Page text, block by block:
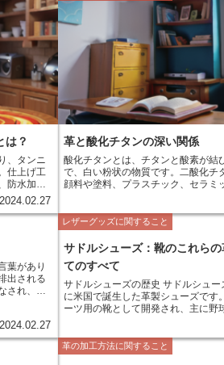
ます。ま
く、防水
ンは、革のなめし工程において、革
さを与えるために使用されます。ま
ンは、革の保水性を高め、カビや細
果もあります。 酸処理ゼラチンは
広く使用されており、革製品の品質
を果たしています。また、酸処理ゼ
界や化粧品業界でも使用されていま
は？
、タンニ
仕上げ工
防水加工
ターは、
、革の風
す。熱風
コシが生
表面に艶
を向上さ
されてい
2024.02.27
革と酸化チタンの深い関係
酸化チタンとは、チタンと酸素が結
で、白い粉状の物質です。二酸化チ
顔料や塗料、プラスチック、セラミ
な製品に使用されています。酸化チ
線などの有害な放射線を遮断する効
止めや放射線防護服などにも利用さ
た、酸化チタンは、光触媒として、
菌などを分解する効果があり、空気
どにも使用されています。
葉があり
出される
され、特
油、化学
は、環境
が重要で
2024.02.27
レザーグッズに関すること
サドルシューズ：靴のこれら
てのすべて
サドルシューズの歴史 サドルシュ
に米国で誕生した革製シューズです
ーツ用の靴として開発され、主に野
ていました。しかし、やがてその履
タイリッシュなデザインから、スポ
も着用されるようになり、現在では
い年代の方に愛される靴となってい
革の加工方法に関すること